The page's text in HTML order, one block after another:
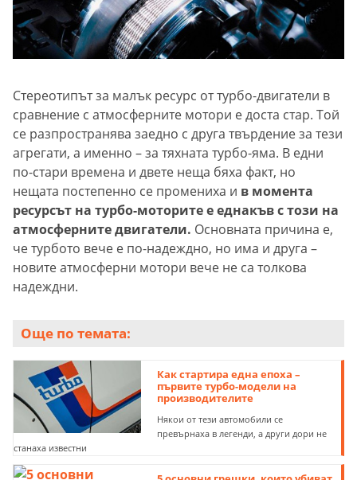
Стереотипът за малък ресурс от турбо-двигатели в
сравнение с атмосферните мотори е доста стар. Той
се разпространява заедно с друга твърдение за тези
агрегати, а именно – за тяхната турбо-яма. В едни
по-стари времена и двете неща бяха факт, но
нещата постепенно се промениха и в момента
ресурсът на турбо-моторите е еднакъв с този на
атмосферните двигатели. Основната причина е,
че турбото вече е по-надеждно, но има и друга –
новите атмосферни мотори вече не са толкова
надеждни.
Още по темата:
Как стартира една епоха –
първите турбо-модели на
производителите
Някои от тези автомобили се
превърнаха в легенди, а други дори не
станаха известни